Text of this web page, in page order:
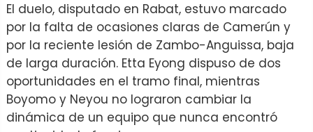
El duelo, disputado en Rabat, estuvo marcado
por la falta de ocasiones claras de Camerún y
por la reciente lesión de Zambo-Anguissa, baja
de larga duración. Etta Eyong dispuso de dos
oportunidades en el tramo final, mientras
Boyomo y Neyou no lograron cambiar la
dinámica de un equipo que nunca encontró